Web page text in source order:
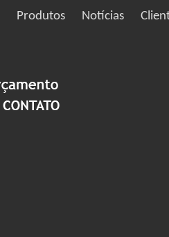
Produtos Notícias